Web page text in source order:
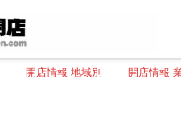
開店情報-地域別 開店情報-